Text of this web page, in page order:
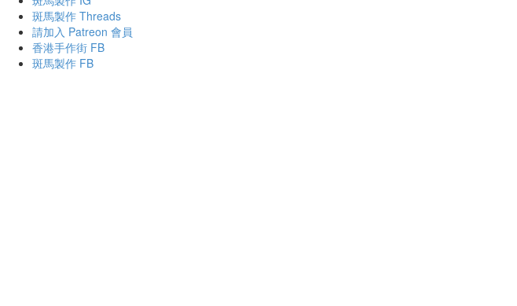
斑馬製作 Threads
請加入 Patreon 會員
香港手作街 FB
斑馬製作 FB